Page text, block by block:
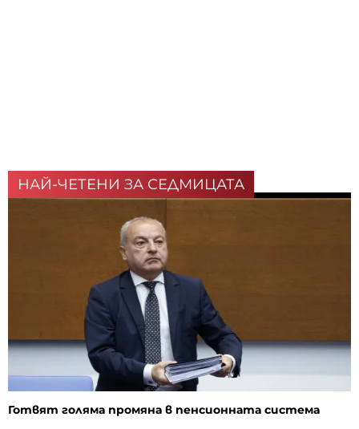
НАЙ-ЧЕТЕНИ ЗА СЕДМИЦАТА
Готвят голяма промяна в пенсионната система